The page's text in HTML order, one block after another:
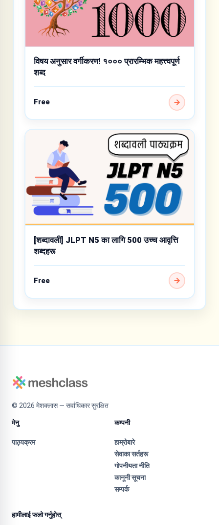
विषय अनुसार वर्गीकरण! १००० प्रारम्भिक महत्त्वपूर्ण
शब्द
Free
[शब्दावली] JLPT N5 का लागि 500 उच्च आवृत्ति
शब्दहरू
Free
© 2026 मेशक्लास — सर्वाधिकार सुरक्षित
मेनु
पाठ्यक्रम
कम्पनी
हाम्रोबारे
सेवाका सर्तहरू
गोपनीयता नीति
कानूनी सूचना
सम्पर्क
हामीलाई फलो गर्नुहोस्